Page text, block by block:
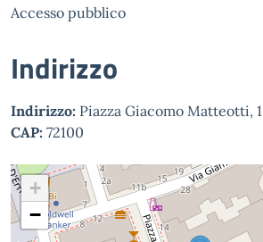
Accesso pubblico
Indirizzo
Indirizzo: Piazza Giacomo Matteotti, 1
CAP: 72100
+
−